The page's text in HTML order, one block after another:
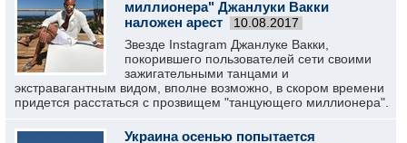
миллионера" Джанлуки Вакки
наложен арест
10.08.2017
Звезде Instagram Джанлуке Вакки,
покорившего пользователей сети своими
зажигательными танцами и
экстравагантным видом, вполне возможно, в скором времени
придется расстаться с прозвищем "танцующего миллионера".
Украина осенью попытается